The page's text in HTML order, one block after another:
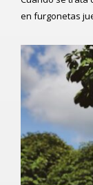
en furgonetas